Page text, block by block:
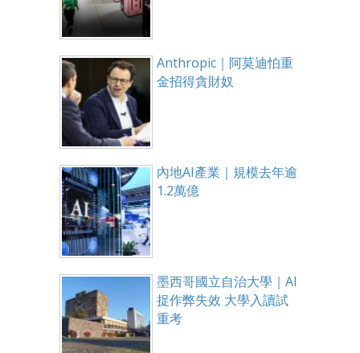
Anthropic｜阿莫迪怕重
金招得貪財奴
內地AI產業｜規模去年逾
1.2萬億
墨西哥國立自治大學｜AI
捉作弊失效 大學入讀試
重考